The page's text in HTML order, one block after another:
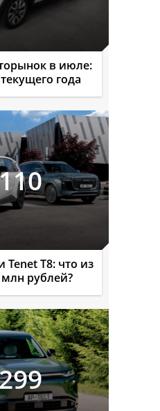
в июле:
года
Tenet T8: что из
рублей?